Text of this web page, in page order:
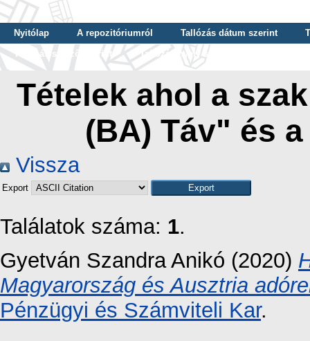
Nyitólap A repozitóriumról Tallózás dátum szerint
Tallózás szerző szerint
Tallózás nyelv szerint
Tételek ahol a
(BA) Táv" és
Vissza
Export
Találatok száma: 1.
Gyetván Szandra Anikó (2020)
Magyarország és Ausztria
Pénzügyi és Számviteli Kar.